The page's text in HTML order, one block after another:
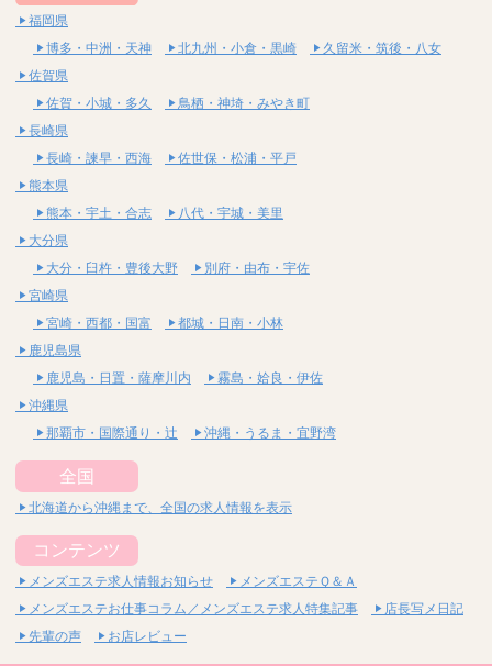
福岡県
博多・中洲・天神
北九州・小倉・黒崎
久留米・筑後・八女
佐賀県
佐賀・小城・多久
鳥栖・神埼・みやき町
長崎県
長崎・諫早・西海
佐世保・松浦・平戸
熊本県
熊本・宇土・合志
八代・宇城・美里
大分県
大分・臼杵・豊後大野
別府・由布・宇佐
宮崎県
宮崎・西都・国富
都城・日南・小林
鹿児島県
鹿児島・日置・薩摩川内
霧島・姶良・伊佐
沖縄県
那覇市・国際通り・辻
沖縄・うるま・宜野湾
全国
北海道から沖縄まで、全国の求人情報を表示
コンテンツ
メンズエステ求人情報お知らせ
メンズエステＱ＆Ａ
メンズエステお仕事コラム／メンズエステ求人特集記事
店長写メ日記
先輩の声
お店レビュー